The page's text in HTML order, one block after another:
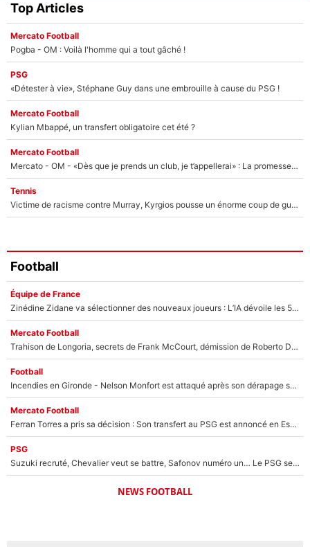
Top Articles
Mercato Football
Pogba - OM : Voilà l'homme qui a tout gâché !
PSG
«Détester à vie», Stéphane Guy dans une embrouille à cause du PSG !
Mercato Football
Kylian Mbappé, un transfert obligatoire cet été ?
Mercato Football
Mercato - OM - «Dès que je prends un club, je t’appellerai» : La promesse de Marcelino au moment de claquer la porte
Tennis
Victime de racisme contre Murray, Kyrgios pousse un énorme coup de gueule !
Football
Équipe de France
Zinédine Zidane va sélectionner des nouveaux joueurs : L’IA dévoile les 5 cracks qui pourraient rapidement le rejoindre en équipe de France !
Mercato Football
Trahison de Longoria, secrets de Frank McCourt, démission de Roberto De Zerbi : Medhi Benatia se lâche sur son départ de l'OM et fait d'importantes révélations
Football
Incendies en Gironde - Nelson Monfort est attaqué après son dérapage sur CNews : «Et lui, il prend combien pour parler dans un studio climatisé?»
Mercato Football
Ferran Torres a pris sa décision : Son transfert au PSG est annoncé en Espagne !
PSG
Suzuki recruté, Chevalier veut se battre, Safonov numéro un… Le PSG se lance encore dans un gros chantier pour le poste de gardien de but
NEWS FOOTBALL